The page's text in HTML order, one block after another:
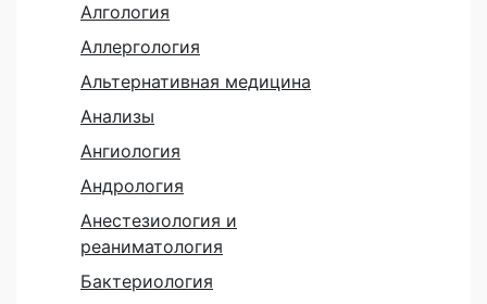
Алгология
Аллергология
Альтернативная медицина
Анализы
Ангиология
Андрология
Анестезиология и
реаниматология
Бактериология